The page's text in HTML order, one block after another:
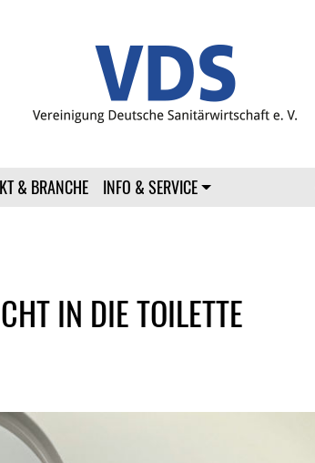
& BRANCHE INFO & SERVICE
IN DIE TOILETTE